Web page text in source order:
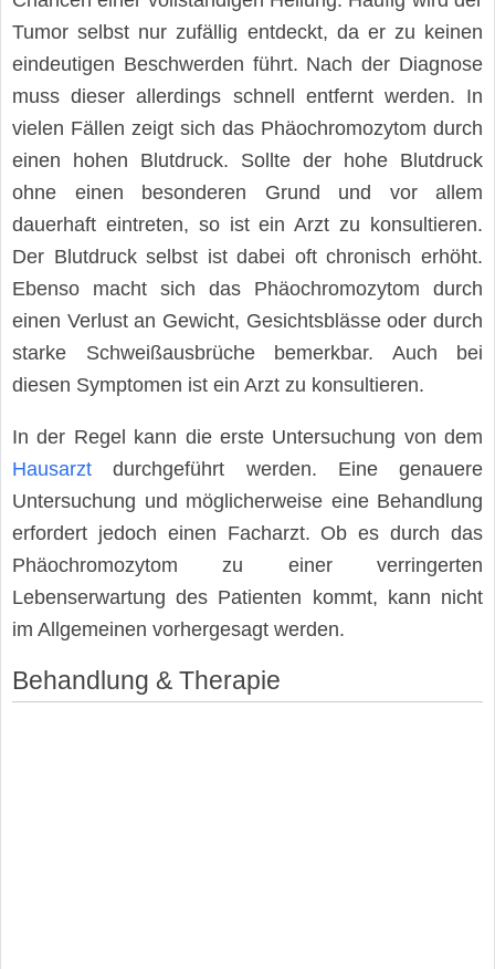
Tumor selbst nur zufällig entdeckt, da er zu keinen
eindeutigen Beschwerden führt. Nach der Diagnose
muss dieser allerdings schnell entfernt werden. In
vielen Fällen zeigt sich das Phäochromozytom durch
einen hohen Blutdruck. Sollte der hohe Blutdruck
ohne einen besonderen Grund und vor allem
dauerhaft eintreten, so ist ein Arzt zu konsultieren.
Der Blutdruck selbst ist dabei oft chronisch erhöht.
Ebenso macht sich das Phäochromozytom durch
einen Verlust an Gewicht, Gesichtsblässe oder durch
starke Schweißausbrüche bemerkbar. Auch bei
diesen Symptomen ist ein Arzt zu konsultieren.
In der Regel kann die erste Untersuchung von dem
Hausarzt durchgeführt werden. Eine genauere
Untersuchung und möglicherweise eine Behandlung
erfordert jedoch einen Facharzt. Ob es durch das
Phäochromozytom zu einer verringerten
Lebenserwartung des Patienten kommt, kann nicht
im Allgemeinen vorhergesagt werden.
Behandlung & Therapie